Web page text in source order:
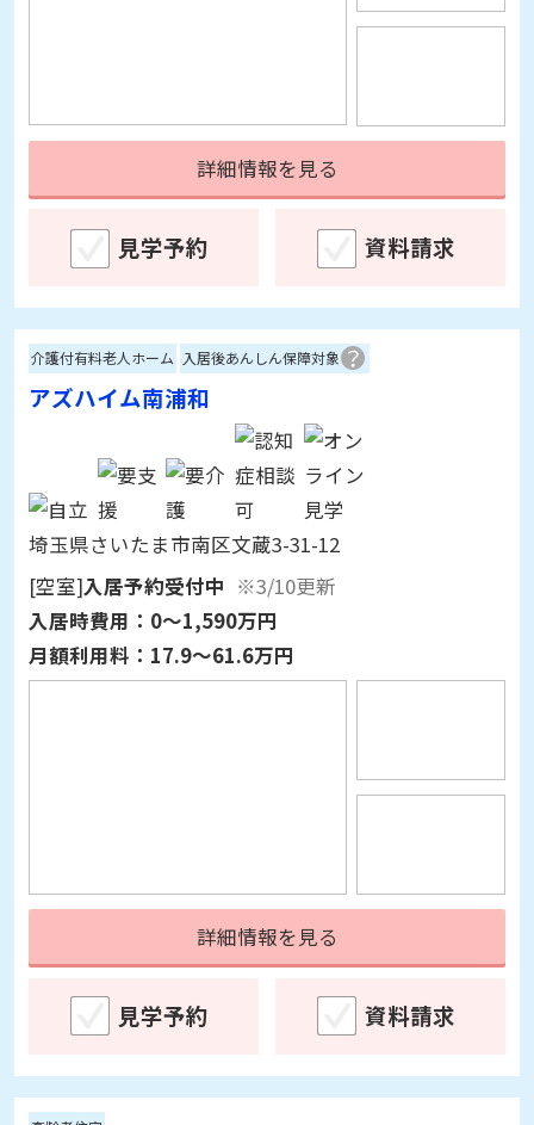
見学予約
アズハイム南浦和
埼玉県さいたま市南区文蔵3-31-12
[空室]入居予約受付中
※3/10更新
入居時費用： 0～1,590万円
月額利用料：17.9～61.6万円
見学予約
ヘーベルVillage Gran Bliss 武蔵浦和